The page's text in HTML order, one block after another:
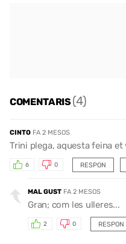
COMENTARIS(4)
CINTO FA 2 MESOS
Trini plega, aquesta feina et
RESPON
6 0
MAL GUST FA 2 MESOS
Gran; com les ulleres...
RESPON
2 0